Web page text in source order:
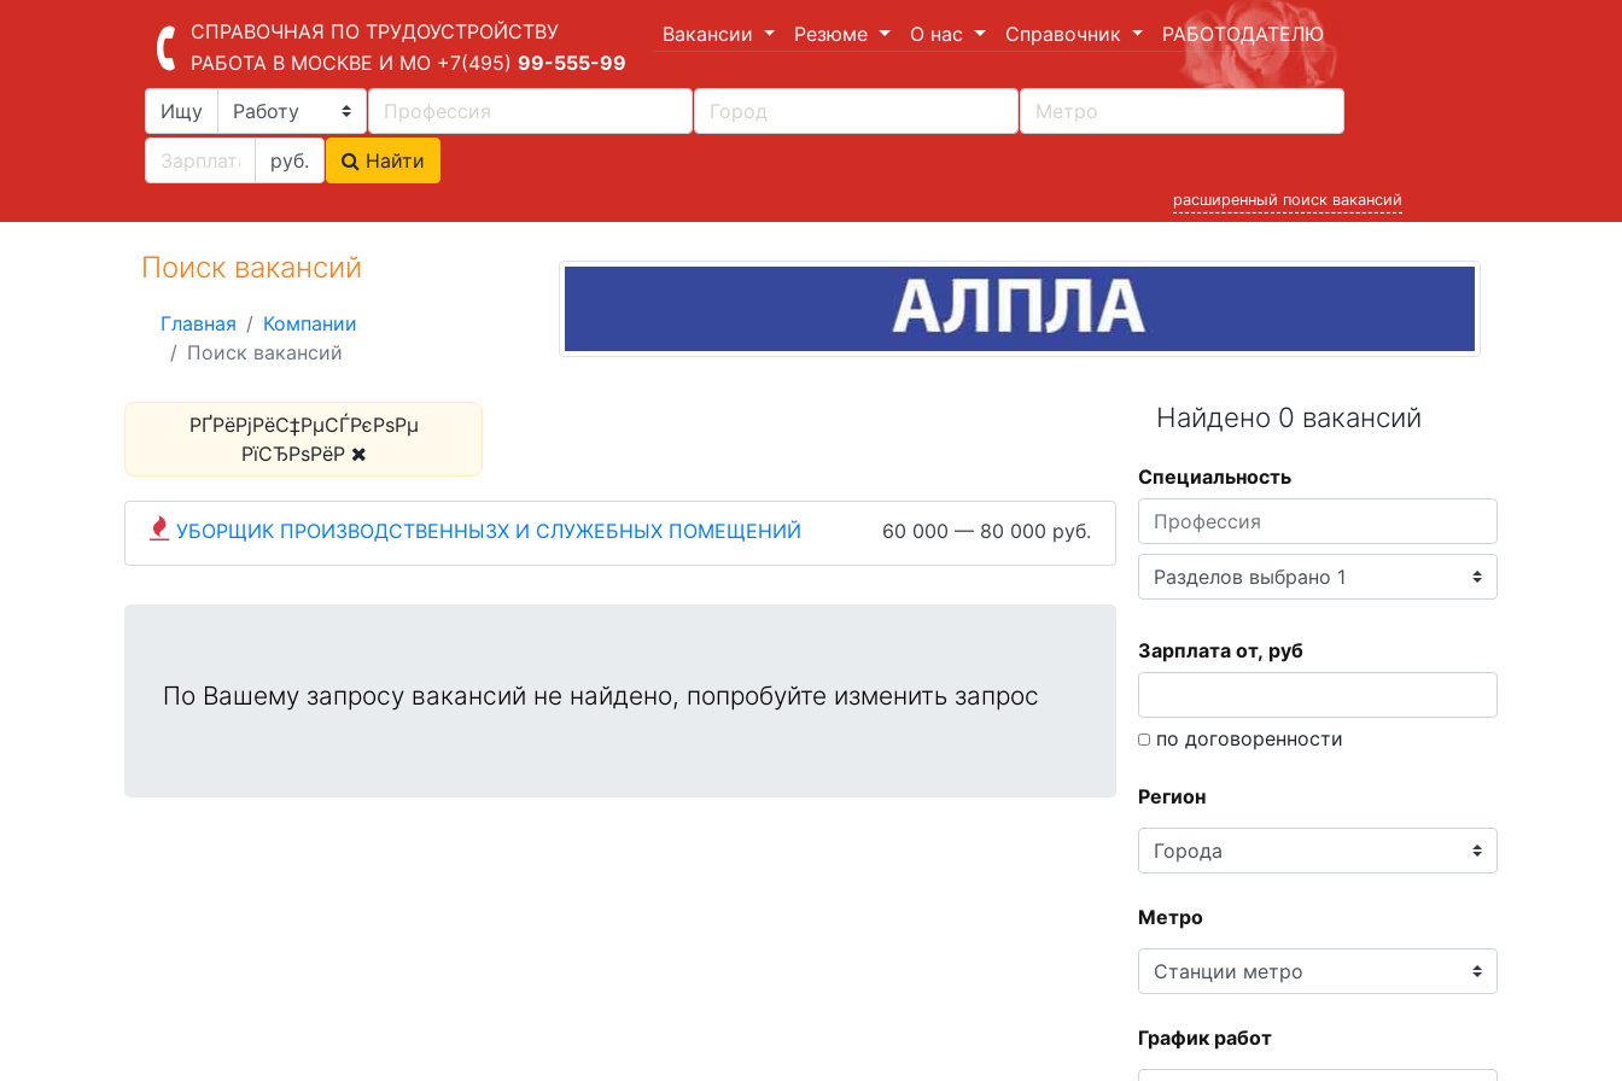
СПРАВОЧНАЯ ПО ТРУДОУСТРОЙСТВУ
РАБОТА В МОСКВЕ И МО +7(495) 99-555-99
Вакансии Резюме О нас Справочник РАБОТОДАТЕЛЮ
Ищу
руб. Найти
расширенный поиск вакансий
Поиск вакансий
Главная
Компании
Поиск вакансий
РҐРёРјРёС‡РµСЃРєРѕРµ
РїСЂРѕРёР
УБОРЩИК ПРОИЗВОДСТВЕННЫЗХ И СЛУЖЕБНЫХ ПОМЕЩЕНИЙ 60 000 — 80 000 руб.
По Вашему запросу вакансий не найдено, попробуйте изменить запрос
Найдено 0 вакансий
Специальность
Зарплата от, руб
по договоренности
Регион
Метро
График работ